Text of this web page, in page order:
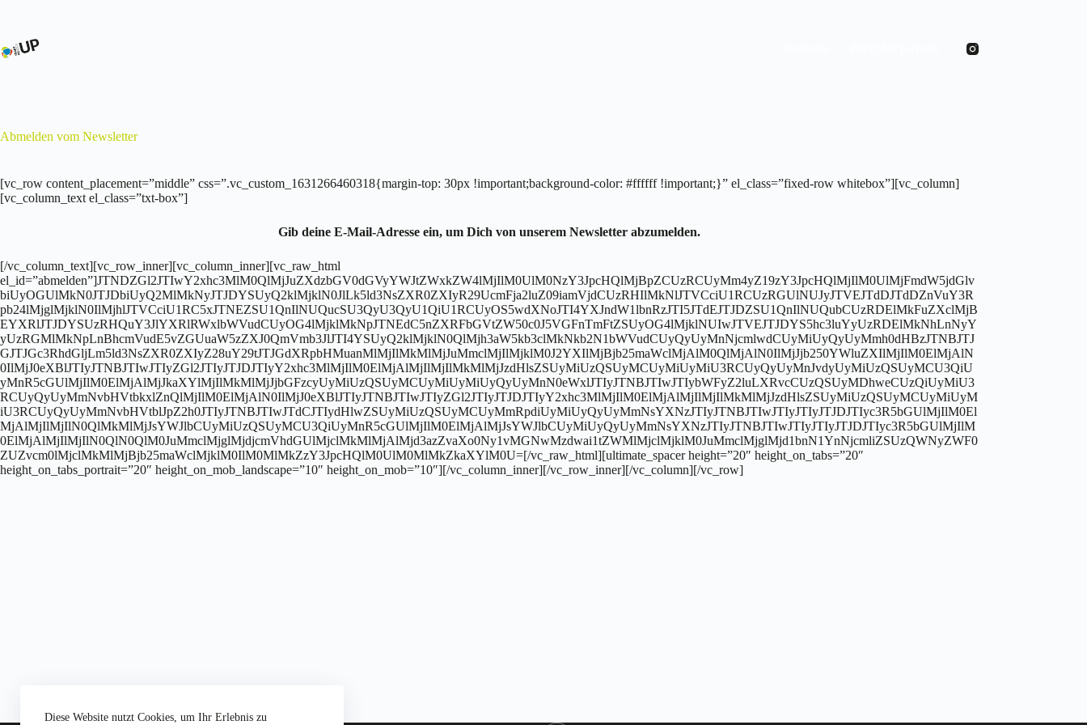
Diese Website nutzt Cookies, um Ihr Erlebnis zu
Abmelden vom Newsletter
[vc_row content_placement=”middle” css=”.vc_custom_1631266460318{margin-top: 30px !important;background-color: #ffffff !important;}” el_class=”fixed-row whitebox”][vc_column]
[vc_column_text el_class=”txt-box”]
Gib deine E-Mail-Adresse ein, um Dich von unserem Newsletter abzumelden.
[/vc_column_text][vc_row_inner][vc_column_inner][vc_raw_html
el_id=”abmelden”]JTNDZGl2JTIwY2xhc3MlM0QlMjJuZXdzbGV0dGVyYWJtZWxkZW4lMjIlM0UlM0NzY3JpcHQlMjBpZCUzRCUyMm4yZ19zY3JpcHQlMjIlM0UlMjFmdW5jdGlv
biUyOGUlMkN0JTJDbiUyQ2MlMkNyJTJDYSUyQ2klMjklN0JlLk5ld3NsZXR0ZXIyR29UcmFja2luZ09iamVjdCUzRHIlMkNlJTVCciU1RCUzRGUlNUJyJTVEJTdDJTdDZnVuY3R
pb24lMjglMjklN0IlMjhlJTVCciU1RC5xJTNEZSU1QnIlNUQucSU3QyU3QyU1QiU1RCUyOS5wdXNoJTI4YXJndW1lbnRzJTI5JTdEJTJDZSU1QnIlNUQubCUzRDElMkFuZXclMjB
EYXRlJTJDYSUzRHQuY3JlYXRlRWxlbWVudCUyOG4lMjklMkNpJTNEdC5nZXRFbGVtZW50c0J5VGFnTmFtZSUyOG4lMjklNUIwJTVEJTJDYS5hc3luYyUzRDElMkNhLnNyY
yUzRGMlMkNpLnBhcmVudE5vZGUuaW5zZXJ0QmVmb3JlJTI4YSUyQ2klMjklN0QlMjh3aW5kb3clMkNkb2N1bWVudCUyQyUyMnNjcmlwdCUyMiUyQyUyMmh0dHBzJTNBJTJ
GJTJGc3RhdGljLm5ld3NsZXR0ZXIyZ28uY29tJTJGdXRpbHMuanMlMjIlMkMlMjJuMmclMjIlMjklM0J2YXIlMjBjb25maWclMjAlM0QlMjAlN0IlMjJjb250YWluZXIlMjIlM0ElMjAlN
0IlMjJ0eXBlJTIyJTNBJTIwJTIyZGl2JTIyJTJDJTIyY2xhc3MlMjIlM0ElMjAlMjIlMjIlMkMlMjJzdHlsZSUyMiUzQSUyMCUyMiUyMiU3RCUyQyUyMnJvdyUyMiUzQSUyMCU3QiU
yMnR5cGUlMjIlM0ElMjAlMjJkaXYlMjIlMkMlMjJjbGFzcyUyMiUzQSUyMCUyMiUyMiUyQyUyMnN0eWxlJTIyJTNBJTIwJTIybWFyZ2luLXRvcCUzQSUyMDhweCUzQiUyMiU3
RCUyQyUyMmNvbHVtbkxlZnQlMjIlM0ElMjAlN0IlMjJ0eXBlJTIyJTNBJTIwJTIyZGl2JTIyJTJDJTIyY2xhc3MlMjIlM0ElMjAlMjIlMjIlMkMlMjJzdHlsZSUyMiUzQSUyMCUyMiUyM
iU3RCUyQyUyMmNvbHVtblJpZ2h0JTIyJTNBJTIwJTdCJTIydHlwZSUyMiUzQSUyMCUyMmRpdiUyMiUyQyUyMmNsYXNzJTIyJTNBJTIwJTIyJTIyJTJDJTIyc3R5bGUlMjIlM0El
MjAlMjIlMjIlN0QlMkMlMjJsYWJlbCUyMiUzQSUyMCU3QiUyMnR5cGUlMjIlM0ElMjAlMjJsYWJlbCUyMiUyQyUyMmNsYXNzJTIyJTNBJTIwJTIyJTIyJTJDJTIyc3R5bGUlMjIlM
0ElMjAlMjIlMjIlN0QlN0QlM0JuMmclMjglMjdjcmVhdGUlMjclMkMlMjAlMjd3azZvaXo0Ny1vMGNwMzdwai1tZWMlMjclMjklM0JuMmclMjglMjd1bnN1YnNjcmliZSUzQWNyZWF0
ZUZvcm0lMjclMkMlMjBjb25maWclMjklM0IlM0MlMkZzY3JpcHQlM0UlM0MlMkZkaXYlM0U=[/vc_raw_html][ultimate_spacer height=”20″ height_on_tabs=”20″
height_on_tabs_portrait=”20″ height_on_mob_landscape=”10″ height_on_mob=”10″][/vc_column_inner][/vc_row_inner][/vc_column][/vc_row]